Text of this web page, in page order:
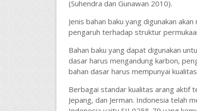
(Suhendra dan Gunawan 2010).
Jenis bahan baku yang digunakan
pengaruh terhadap struktur
Bahan baku yang dapat digunakan
dasar harus mengandung karbon,
bahan dasar harus mempunyai
Berbagai standar kualitas arang aktif
Jepang, dan Jerman. Indonesia telah